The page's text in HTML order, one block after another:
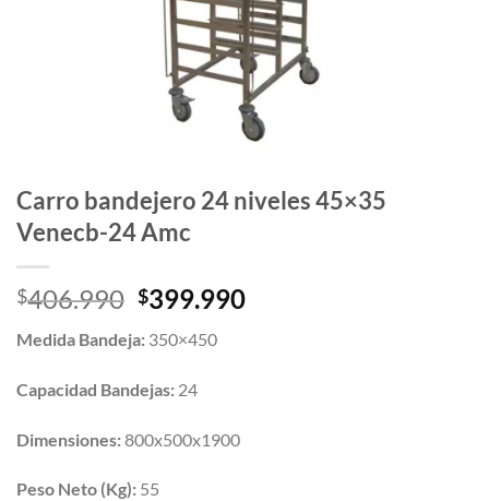
Carro bandejero 24 niveles 45×35
Venecb-24 Amc
$406.990 El
original
era:
$406.990.
$399.990El
Medida Bandeja: 350×450
Capacidad Bandejas: 24
Dimensiones:800x500x1900
Peso Neto (Kg): 55